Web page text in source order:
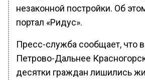
незаконной постройки. Об
портал «Ридус».
Пресс-служба сообщает, что
Петрово-Дальнее
десятки граждан лишились